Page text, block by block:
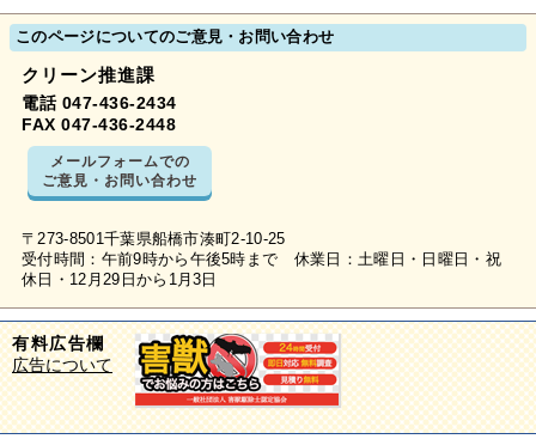
このページについてのご意見・お問い合わせ
クリーン推進課
電話 047-436-2434
FAX 047-436-2448
メールフォームでの
ご意見・お問い合わせ
〒273-8501千葉県船橋市湊町2-10-25
受付時間：午前9時から午後5時まで 休業日：土曜日・日曜日・祝
休日・12月29日から1月3日
有料広告欄
広告について